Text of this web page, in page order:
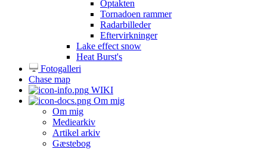
Optakten
Tornadoen rammer
Radarbilleder
Eftervirkninger
Lake effect snow
Heat Burst's
Fotogalleri
Chase map
WIKI
Om mig
Om mig
Mediearkiv
Artikel arkiv
Gæstebog